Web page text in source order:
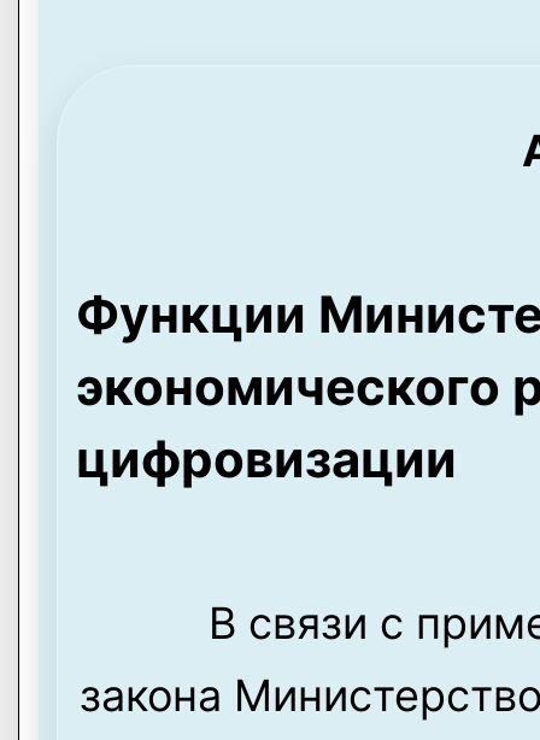
Функции
экономического
цифровизации
В связи с
закона